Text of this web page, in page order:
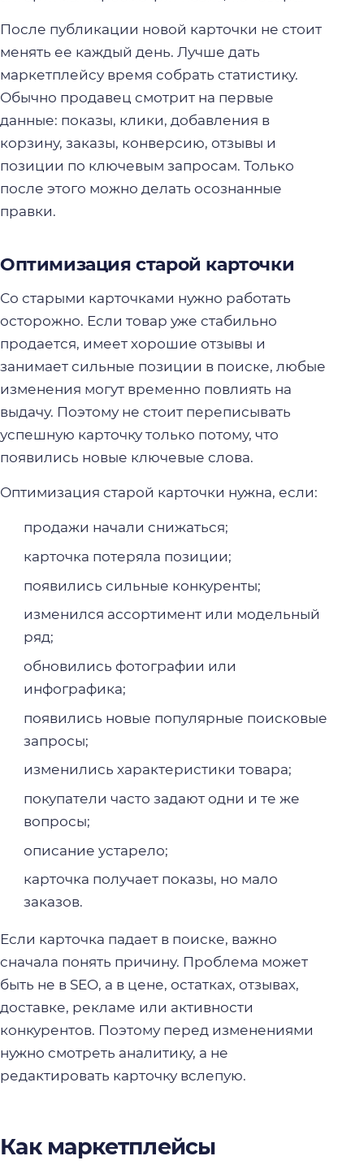
После публикации новой карточки не стоит
менять ее каждый день. Лучше дать
маркетплейсу время собрать статистику.
Обычно продавец смотрит на первые
данные: показы, клики, добавления в
корзину, заказы, конверсию, отзывы и
позиции по ключевым запросам. Только
после этого можно делать осознанные
правки.
Оптимизация старой карточки
Со старыми карточками нужно работать
осторожно. Если товар уже стабильно
продается, имеет хорошие отзывы и
занимает сильные позиции в поиске, любые
изменения могут временно повлиять на
выдачу. Поэтому не стоит переписывать
успешную карточку только потому, что
появились новые ключевые слова.
Оптимизация старой карточки нужна, если:
продажи начали снижаться;
карточка потеряла позиции;
появились сильные конкуренты;
изменился ассортимент или модельный
ряд;
обновились фотографии или
инфографика;
появились новые популярные поисковые
запросы;
изменились характеристики товара;
покупатели часто задают одни и те же
вопросы;
описание устарело;
карточка получает показы, но мало
заказов.
Если карточка падает в поиске, важно
сначала понять причину. Проблема может
быть не в SEO, а в цене, остатках, отзывах,
доставке, рекламе или активности
конкурентов. Поэтому перед изменениями
нужно смотреть аналитику, а не
редактировать карточку вслепую.
Как маркетплейсы